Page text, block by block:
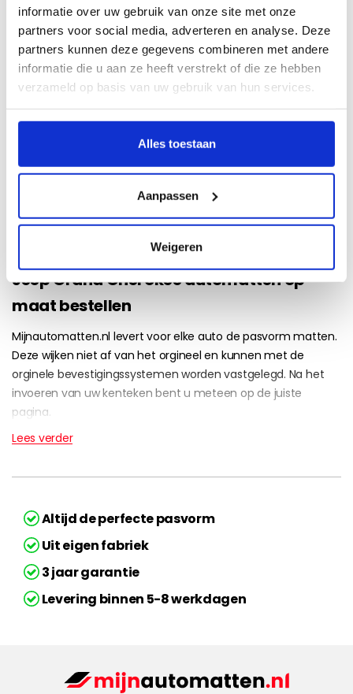
informatie over uw gebruik van onze site met onze
partners voor social media, adverteren en analyse. Deze
partners kunnen deze gegevens combineren met andere
informatie die u aan ze heeft verstrekt of die ze hebben
verzameld op basis van uw gebruik van hun services.
Alles toestaan
Aanpassen
Weigeren
085 273 48 25 (lokaal tarief)
Jeep Grand Cherokee automatten op
maat bestellen
Mijnautomatten.nl levert voor elke auto de pasvorm matten.
Deze wijken niet af van het orgineel en kunnen met de
orginele bevestigingssystemen worden vastgelegd. Na het
invoeren van uw kenteken bent u meteen op de juiste
pagina.
Lees verder
Altijd de perfecte pasvorm
Uit eigen fabriek
3 jaar garantie
Levering binnen 5-8 werkdagen